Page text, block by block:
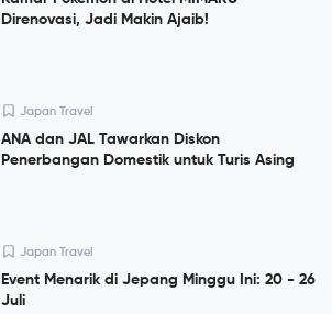
Direnovasi, Jadi Makin Ajaib!
Japan Travel
ANA dan JAL Tawarkan Diskon
Penerbangan Domestik untuk Turis Asing
Japan Travel
Event Menarik di Jepang Minggu Ini: 20 - 26
Juli